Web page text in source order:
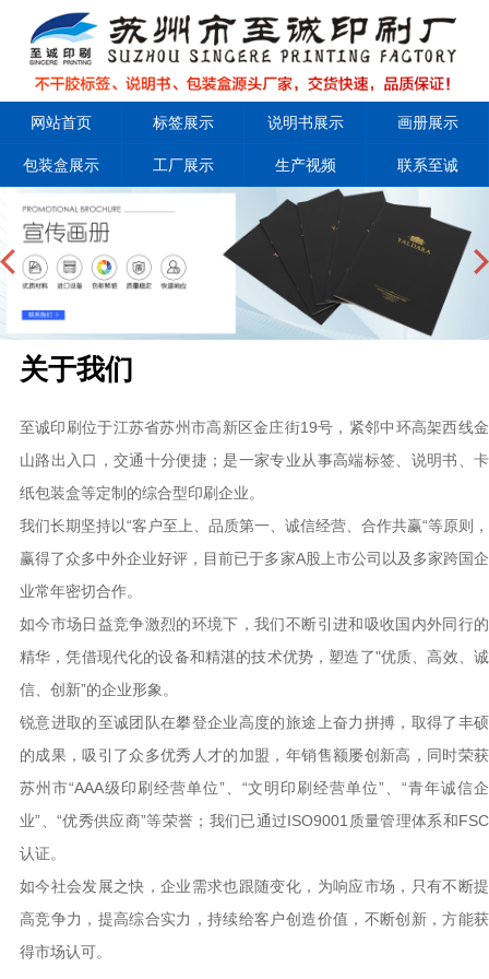
网站首页 标签展示 说明书展示 画册展示
包装盒展示 工厂展示 生产视频 联系至诚
关于我们
至诚印刷位于江苏省苏州市高新区金庄街19号，紧邻中环高架西线金
山路出入口，交通十分便捷；是一家专业从事高端标签、说明书、卡
纸包装盒等定制的综合型印刷企业。
我们长期坚持以“客户至上、品质第一、诚信经营、合作共赢“等原则，
赢得了众多中外企业好评，目前已于多家A股上市公司以及多家跨国企
业常年密切合作。
如今市场日益竞争激烈的环境下，我们不断引进和吸收国内外同行的
精华，凭借现代化的设备和精湛的技术优势，塑造了"优质、高效、诚
信、创新”的企业形象。
锐意进取的至诚团队在攀登企业高度的旅途上奋力拼搏，取得了丰硕
的成果，吸引了众多优秀人才的加盟，年销售额屡创新高，同时荣获
苏州市“AAA级印刷经营单位”、“文明印刷经营单位”、“青年诚信企
业”、“优秀供应商”等荣誉；我们已通过ISO9001质量管理体系和FSC
认证。
如今社会发展之快，企业需求也跟随变化，为响应市场，只有不断提
高竞争力，提高综合实力，持续给客户创造价值，不断创新，方能获
得市场认可。